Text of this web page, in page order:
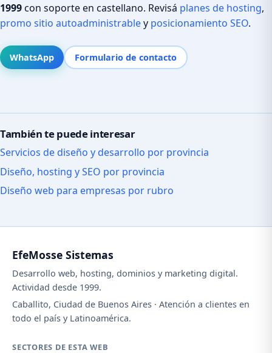
1999con soporte en castellano. Revisá planes de hosting,
promo sitio autoadministrabley posicionamiento SEO.
WhatsApp Formulario de contacto
También te puede interesar
Servicios de diseño y desarrollo por provincia
Diseño, hosting y SEO por provincia
Diseño web para empresas por rubro
EfeMosse Sistemas
Desarrollo web, hosting, dominios y marketing digital.
Actividad desde 1999.
Caballito, Ciudad de Buenos Aires · Atención a clientes en
todo el país y Latinoamérica.
SECTORES DE ESTA WEB